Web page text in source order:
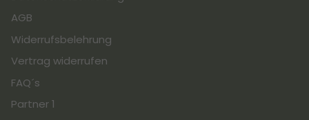
AGB
Widerrufsbelehrung
Vertrag widerrufen
FAQ´s
Partner 1